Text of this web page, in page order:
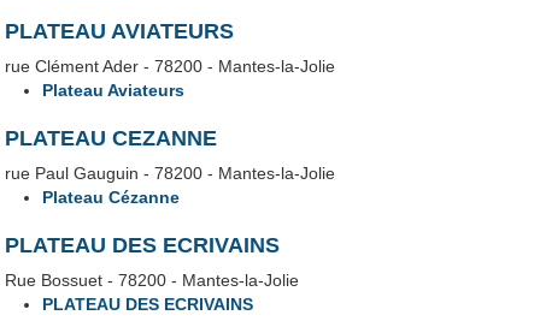
PLATEAU AVIATEURS
rue Clément Ader - 78200 - Mantes-la-Jolie
Plateau Aviateurs
PLATEAU CEZANNE
rue Paul Gauguin - 78200 - Mantes-la-Jolie
Plateau Cézanne
PLATEAU DES ECRIVAINS
Rue Bossuet - 78200 - Mantes-la-Jolie
PLATEAU DES ECRIVAINS